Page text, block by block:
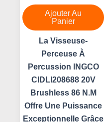
Sur
5
Ajouter Au
Panier
La Visseuse-
Perceuse À
Percussion INGCO
CIDLI208688 20V
Brushless 86 N.m
Offre Une Puissance
Exceptionnelle Grâce